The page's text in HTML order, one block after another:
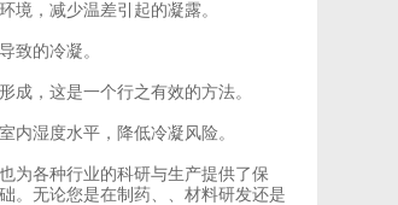
境，减少温差引起的凝露。
致的冷凝。
成，这是一个行之有效的方法。
内湿度水平，降低冷凝风险。
为各种行业的科研与生产提供了保
。无论您是在制药、、材料研发还是